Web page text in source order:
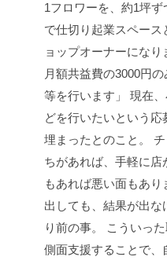
1フロワーを、約1坪
で仕切り起業スペース
ョップオーナーになり
月額共益費の3000円の
等を行います」
現在
どを行いたいという
埋まったとのこと。
ちがあれば、手軽に
もあれば悪い面もあり
出しても、結果が出な
り前の事。
こういっ
側面支援することで、